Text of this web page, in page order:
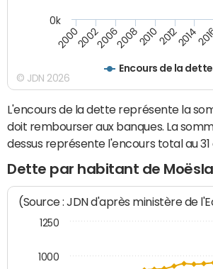
Encours de la dette
2000200220062008201020122014
0k
© JDN 2026
L'encours de la dette représente la
doit rembourser aux banques. La
dessus représente l'encours total au
Dette par habitant de
(Source : JDN d'après ministère de
1000
1250